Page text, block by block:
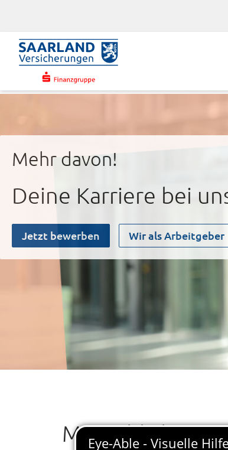
Mehr davon!
Deine Karriere bei
Jetzt bewerben Wir als Arbeitgeber
Menschlich.